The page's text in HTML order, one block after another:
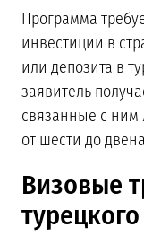
Программа
инвестиции в
или депозита в
заявитель
связанные с ним
от шести до
Визовые